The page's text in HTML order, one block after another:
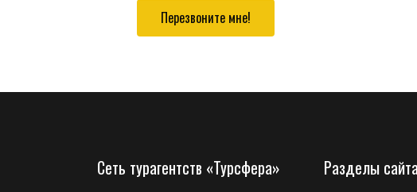
Перезвоните мне!
Сеть турагентств «Турсфера» Разделы сайта